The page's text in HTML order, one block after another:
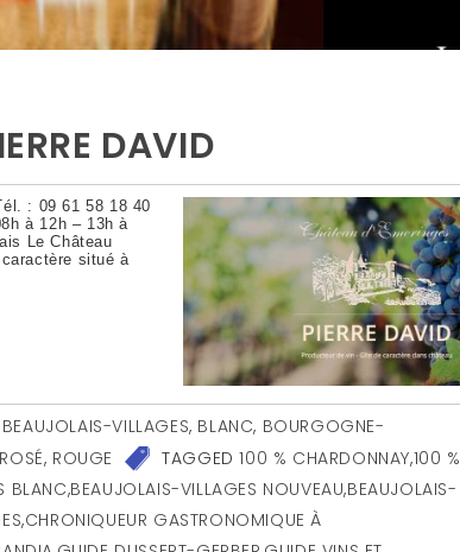
DAVID
: 09 61 58 18 40
à 12h – 13h à
Le Château
situé à
BEAUJOLAIS-VILLAGES, BLANC, BOURGOGNE-
ROSÉ, ROUGE TAGGED100 % CHARDONNAY,100 %
BLANC,BEAUJOLAIS-VILLAGES NOUVEAU,BEAUJOLAIS-
,CHRONIQUEUR GASTRONOMIQUE À